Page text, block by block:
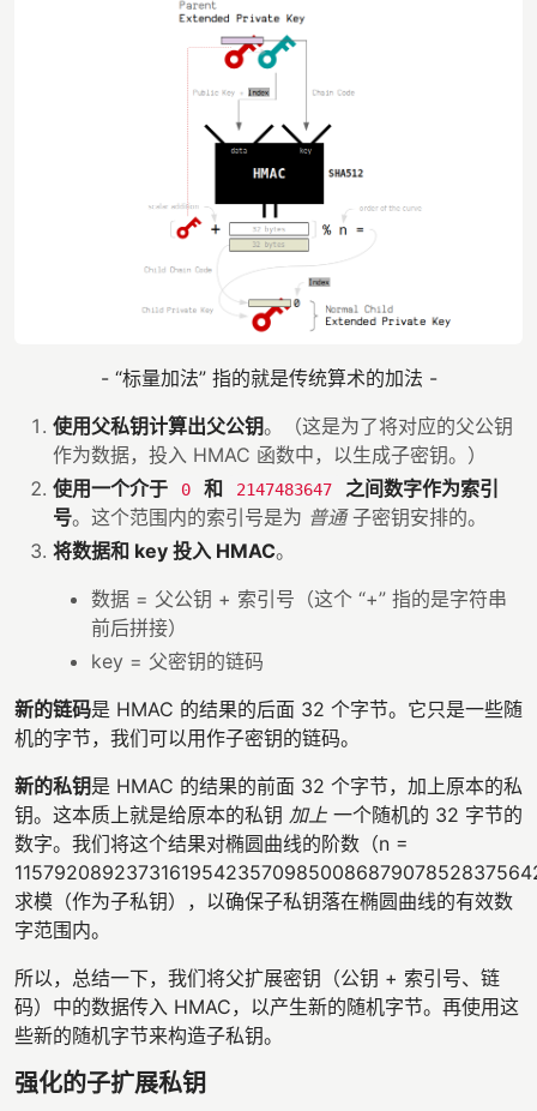
- “标量加法” 指的就是传统算术的加法 -
使用父私钥计算出父公钥。（这是为了将对应的父公钥
作为数据，投入 HMAC 函数中，以生成子密钥。）
使用一个介于
0 和 2147483647
之间数字作为索引
号。这个范围内的索引号是为 普通子密钥安排的。
将数据和 key 投入 HMAC。
数据 = 父公钥 + 索引号（这个 “+” 指的是字符串
前后拼接）
key = 父密钥的链码
新的链码是 HMAC 的结果的后面 32 个字节。它只是一些随
机的字节，我们可以用作子密钥的链码。
新的私钥是 HMAC 的结果的前面 32 个字节，加上原本的私
钥。这本质上就是给原本的私钥 加上 一个随机的 32 字节的
数字。我们将这个结果对椭圆曲线的阶数（n =
求模（作为子私钥），以确保子私钥落在椭圆曲线的有效数
字范围内。
所以，总结一下，我们将父扩展密钥（公钥 + 索引号、链
码）中的数据传入 HMAC，以产生新的随机字节。再使用这
些新的随机字节来构造子私钥。
强化的子扩展私钥